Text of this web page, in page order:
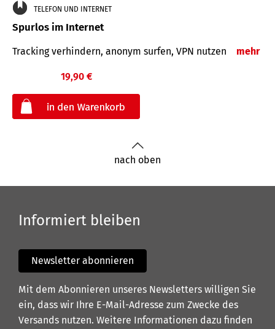
TELEFON UND INTERNET
Spurlos im Internet
Tracking verhindern, anonym surfen, VPN nutzen mehr
19,90 €
nach oben
Informiert bleiben
Newsletter abonnieren
Mit dem Abonnieren unseres Newsletters willigen Sie
ein, dass wir Ihre E-Mail-Adresse zum Zwecke des
Versands nutzen. Weitere Informationen dazu finden